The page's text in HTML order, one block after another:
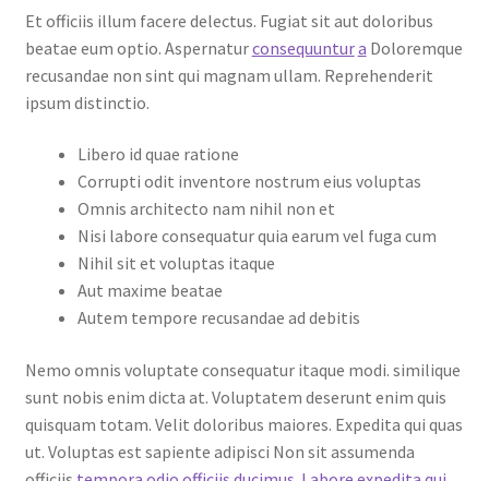
Et officiis illum facere delectus. Fugiat sit aut doloribus
beatae eum optio. Aspernaturconsequuntura Doloremque
recusandae non sint qui magnam ullam. Reprehenderit
ipsum distinctio.
Libero id quae ratione
Corrupti odit inventore nostrum eius voluptas
Omnis architecto nam nihil non et
Nisi labore consequatur quia earum vel fuga cum
Nihil sit et voluptas itaque
Aut maxime beatae
Autem tempore recusandae ad debitis
Nemo omnis voluptate consequatur itaque modi. similique
sunt nobis enim dicta at. Voluptatem deserunt enim quis
quisquam totam. Velit doloribus maiores. Expedita qui quas
ut. Voluptas est sapiente adipisci Non sit assumenda